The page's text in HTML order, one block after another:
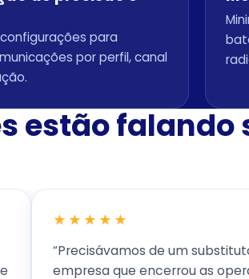
para
por perfil, canal
estão falando
★★★★★
“Precisávamos de um
empresa que encerrou as